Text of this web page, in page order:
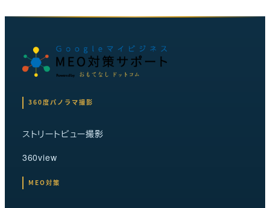
360度パノラマ撮影
ストリートビュー撮影
360view
MEO対策